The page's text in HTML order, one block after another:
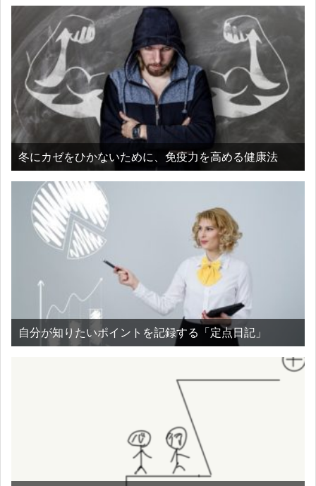
冬にカゼをひかないために、免疫力を高める健康法
自分が知りたいポイントを記録する「定点日記」